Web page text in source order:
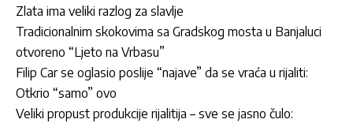
Zlata ima veliki razlog za slavlje
Tradicionalnim skokovima sa Gradskog mosta u Banjaluci
otvoreno “Ljeto na Vrbasu”
Filip Car se oglasio poslije “najave” da se vraća u rijaliti:
Otkrio “samo” ovo
Veliki propust produkcije rijalitija – sve se jasno čulo: